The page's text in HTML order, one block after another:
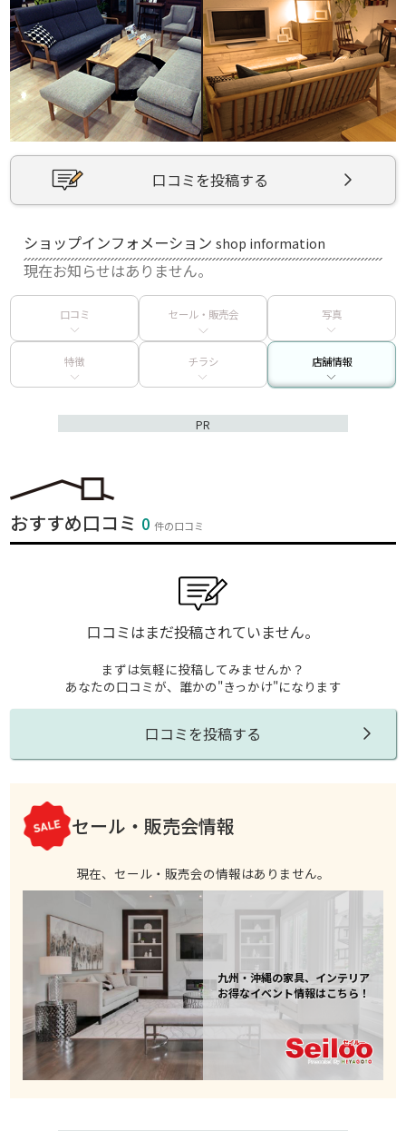
口コミを投稿する
ショップインフォメーションshop information
現在お知らせはありません。
口コミ セール・販売会 写真
特徴 チラシ 店舗情報
PR
おすすめ口コミ 0件の口コミ
口コミはまだ投稿されていません。
まずは気軽に投稿してみませんか？
あなたの口コミが、誰かの"きっかけ"になります
口コミを投稿する
セール・販売会情報
現在、セール・販売会の情報はありません。
九州・沖縄の家具、インテリア
お得なイベント情報はこちら！